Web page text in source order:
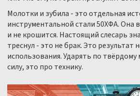
Молотки и зубила - это отдельная
инструментальной стали 50ХФА. Она
и не крошится. Настоящий слесарь
треснул - это не брак. Это результат
использования. Ударять по твёрдому
силу, это про технику.